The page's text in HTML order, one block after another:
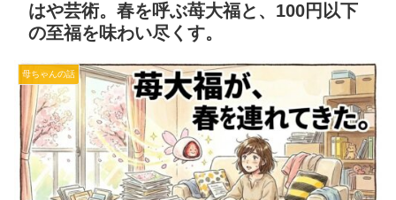
はや芸術。春を呼ぶ苺大福と、100円以下
の至福を味わい尽くす。
母ちゃんの話